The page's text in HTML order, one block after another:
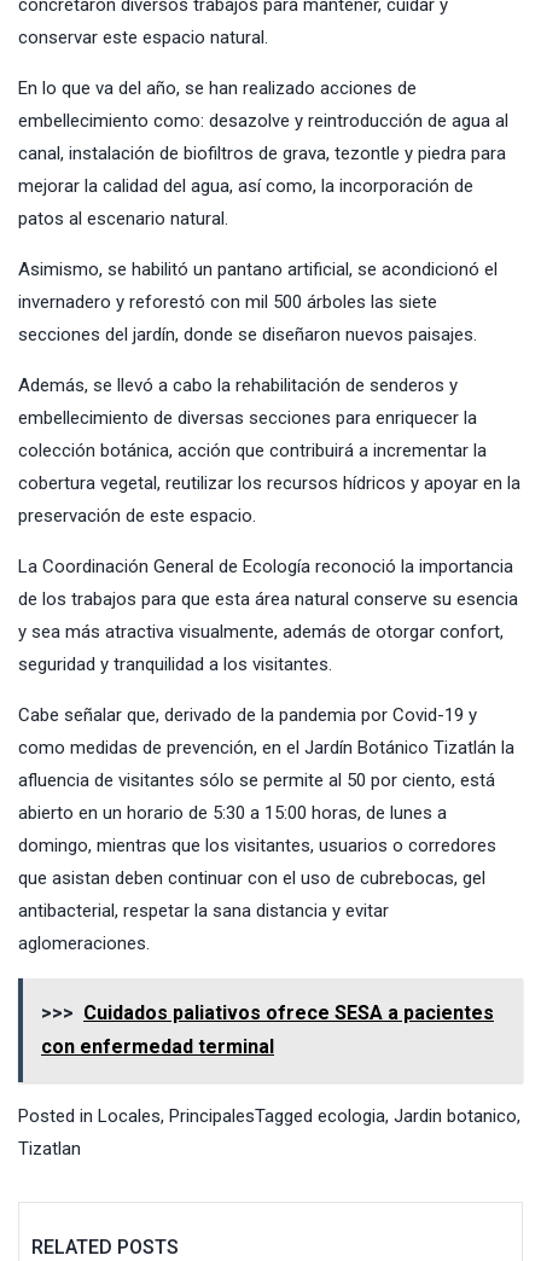
concretaron diversos trabajos para mantener, cuidar y
conservar este espacio natural.
En lo que va del año, se han realizado acciones de
embellecimiento como: desazolve y reintroducción de agua al
canal, instalación de biofiltros de grava, tezontle y piedra para
mejorar la calidad del agua, así como, la incorporación de
patos al escenario natural.
Asimismo, se habilitó un pantano artificial, se acondicionó el
invernadero y reforestó con mil 500 árboles las siete
secciones del jardín, donde se diseñaron nuevos paisajes.
Además, se llevó a cabo la rehabilitación de senderos y
embellecimiento de diversas secciones para enriquecer la
colección botánica, acción que contribuirá a incrementar la
cobertura vegetal, reutilizar los recursos hídricos y apoyar en la
preservación de este espacio.
La Coordinación General de Ecología reconoció la importancia
de los trabajos para que esta área natural conserve su esencia
y sea más atractiva visualmente, además de otorgar confort,
seguridad y tranquilidad a los visitantes.
Cabe señalar que, derivado de la pandemia por Covid-19 y
como medidas de prevención, en el Jardín Botánico Tizatlán la
afluencia de visitantes sólo se permite al 50 por ciento, está
abierto en un horario de 5:30 a 15:00 horas, de lunes a
domingo, mientras que los visitantes, usuarios o corredores
que asistan deben continuar con el uso de cubrebocas, gel
antibacterial, respetar la sana distancia y evitar
aglomeraciones.
>>> Cuidados paliativos ofrece SESA a pacientes
con enfermedad terminal
Posted in Locales, PrincipalesTagged ecologia, Jardin botanico,
Tizatlan
RELATED POSTS